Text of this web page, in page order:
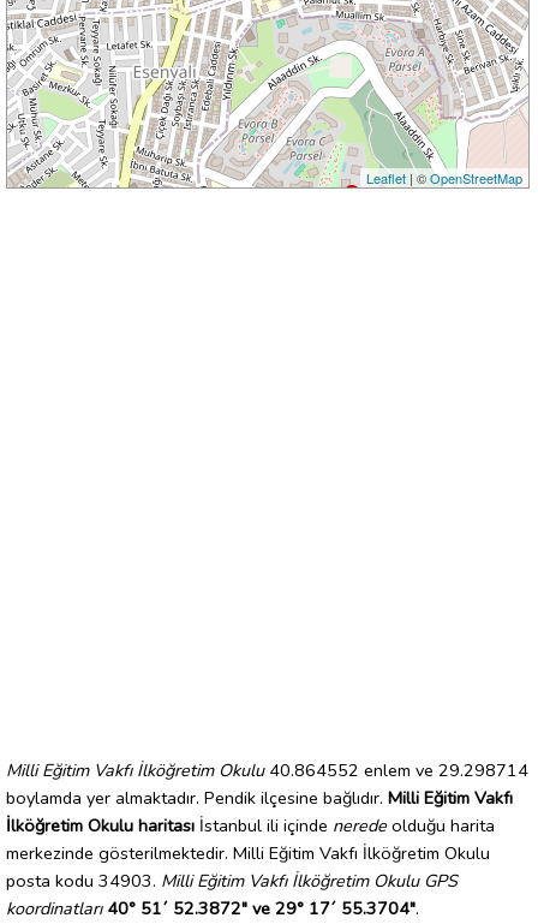
Leaflet| ©OpenStreetMap
Milli Eğitim Vakfı İlköğretim Okulu40.864552 enlem ve 29.298714
boylamda yer almaktadır. Pendik ilçesine bağlıdır. Milli Eğitim Vakfı
İlköğretim Okulu haritası İstanbul ili içinde nerede olduğu harita
merkezinde gösterilmektedir. Milli Eğitim Vakfı İlköğretim Okulu
posta kodu 34903. Milli Eğitim Vakfı İlköğretim Okulu GPS
koordinatları 40° 51´ 52.3872" ve 29° 17´ 55.3704".